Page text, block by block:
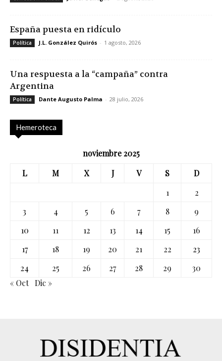
España puesta en ridículo
Política J.L. González Quirós - 1 agosto, 2026
Una respuesta a la “campaña” contra
Argentina
Política Dante Augusto Palma - 28 julio, 2026
Hemeroteca
noviembre 2025
L
M X J V S
D
1
2
3
4 5 6 7 8
9
10
11 12 13 14 15
16
17
18 19 20 21 22
23
24
25 26 27 28 29
30
« Oct Dic »